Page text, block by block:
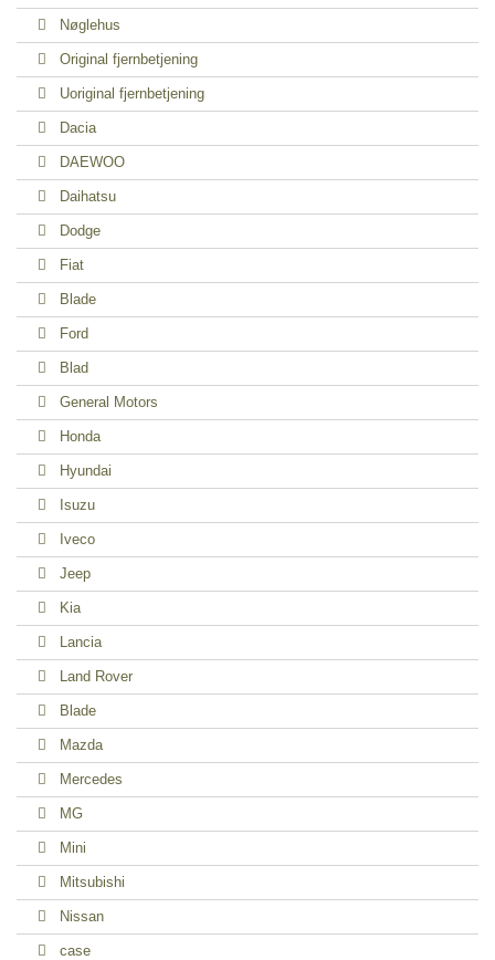
Nøglehus
Original fjernbetjening
Uoriginal fjernbetjening
Dacia
DAEWOO
Daihatsu
Dodge
Fiat
Blade
Ford
Blad
General Motors
Honda
Hyundai
Isuzu
Iveco
Jeep
Kia
Lancia
Land Rover
Blade
Mazda
Mercedes
MG
Mini
Mitsubishi
Nissan
case